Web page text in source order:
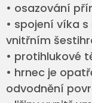
• osazování
• spojení víka
vnitřním
• protihlukové
• hrnec je
odvodnění